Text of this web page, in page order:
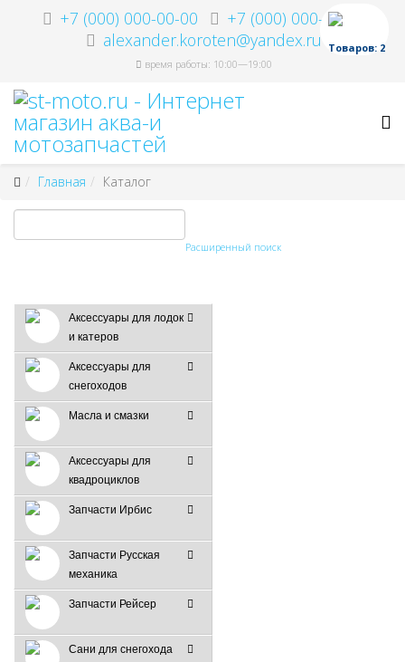
+7 (000) 000-00-00
+7 (000) 000-00-00
alexander.koroten@yandex.ru
время работы: 10:00—19:00
Товаров: 2
Главная Каталог
Расширенный поиск
Аксессуары для лодок
и катеров
Аксессуары для
снегоходов
Масла и смазки
Аксессуары для
квадроциклов
Запчасти Ирбис
Запчасти Русская
механика
Запчасти Рейсер
Сани для снегохода